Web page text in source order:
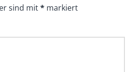
sind mit*markiert